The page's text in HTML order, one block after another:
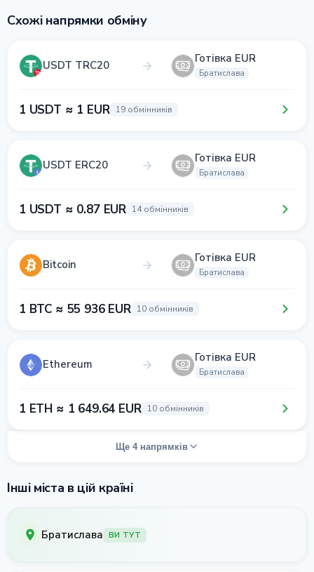
Схожі напрямки обміну
USDT TRC20 Готівка EUR
Братислава
1 USDT ≈ 1 EUR 19 обмінників
USDT ERC20 Готівка EUR
Братислава
1 USDT ≈ 0.87 EUR 14 обмінників
Bitcoin Готівка EUR
Братислава
1 BTC ≈ 55 936 EUR 10 обмінників
Ethereum Готівка EUR
Братислава
1 ETH ≈ 1 649.64 EUR 10 обмінників
Ще 4 напрямків
Інші міста в цій країні
Братислава ВИ ТУТ